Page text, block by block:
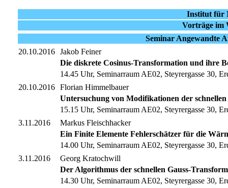
Institut für
Vorträge im
Seminar Angewandte
20.10.2016
Jakob Feiner
Die diskrete Cosinus-Transformation und ihre
14.45 Uhr, Seminarraum AE02, Steyrergasse 30,
20.10.2016
Florian Himmelbauer
Untersuchung von Modifikationen der
15.15 Uhr, Seminarraum AE02, Steyrergasse 30,
3.11.2016
Markus Fleischhacker
Ein Finite Elemente Fehlerschätzer für die
14.00 Uhr, Seminarraum AE02, Steyrergasse 30,
3.11.2016
Georg Kratochwill
Der Algorithmus der schnellen Gauss-
14.30 Uhr, Seminarraum AE02, Steyrergasse 30,